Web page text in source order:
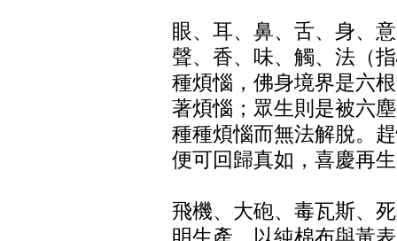
眼、耳、鼻、舌、身、
聲、香、味、觸、法（
種煩惱，佛身境界是六
著煩惱；眾生則是被六
種種煩惱而無法解脫。
便可回歸真如，喜慶再
飛機、大砲、毒瓦斯、